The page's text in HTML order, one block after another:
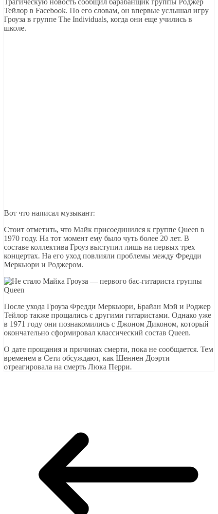
Тейлор в Facebook. По его словам, он впервые услышал игру
Гроуза в группе The Individuals, когда они еще учились в
школе.
Вот что написал музыкант:
Стоит отметить, что Майк присоединился к группе Queen в
1970 году. На тот момент ему было чуть более 20 лет. В
составе коллектива Гроуз выступил лишь на первых трех
концертах. На его уход повлияли проблемы между Фредди
Меркьюри и Роджером.
После ухода Гроуза Фредди Меркьюри, Брайан Мэй и Роджер
Тейлор также прощались с другими гитаристами. Однако уже
в 1971 году они познакомились с Джоном Диконом, который
окончательно сформировал классический состав Queen.
О дате прощания и причинах смерти, пока не сообщается. Тем
временем в Сети обсуждают, как Шеннен Доэрти
отреагировала на смерть Люка Перри.